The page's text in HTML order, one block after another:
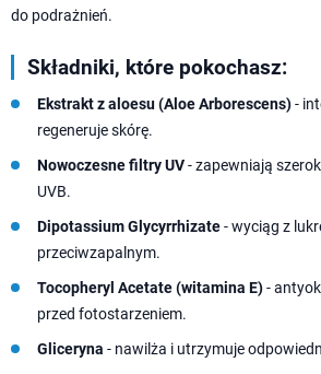
do podrażnień.
Składniki, które pokochasz:
Ekstrakt z aloesu (Aloe Arborescens)-
regeneruje skórę.
Nowoczesne filtry UV- zapewniają
UVB.
Dipotassium Glycyrrhizate- wyciąg z
przeciwzapalnym.
Tocopheryl Acetate (witamina E)-
przed fotostarzeniem.
Gliceryna - nawilża i utrzymuje